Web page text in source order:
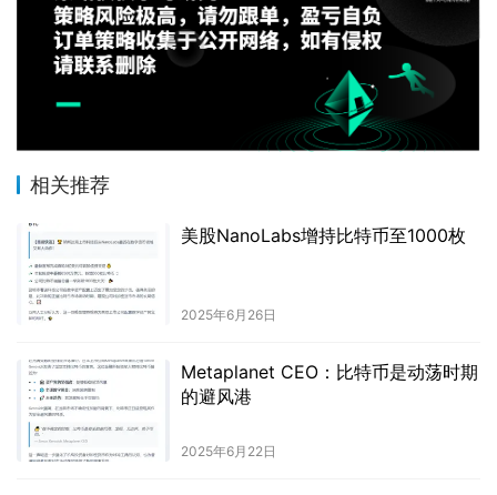
相关推荐
美股NanoLabs增持比特币至1000枚
2025年6月26日
Metaplanet CEO：比特币是动荡时期
的避风港
2025年6月22日